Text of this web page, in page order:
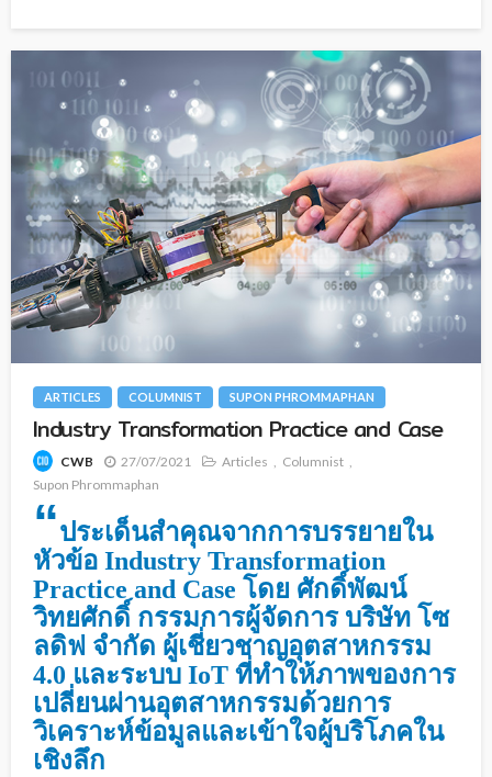
ARTICLES COLUMNIST SUPON PHROMMAPHAN
Industry Transformation Practice and Case
CWB 27/07/2021 Articles
Columnist
Supon Phrommaphan
“ประเด็นสำคุณจากการบรรยายใน
หัวข้อ Industry Transformation
Practice and Case โดย ศักดิ์พัฒน์
วิทยศักดิ์ กรรมการผู้จัดการ บริษัท โซ
ลดิฟ จำกัด ผู้เชี่ยวชาญอุตสาหกรรม
4.0 และระบบ IoT ที่ทำให้ภาพของการ
เปลี่ยนผ่านอุตสาหกรรมด้วยการ
วิเคราะห์ข้อมูลและเข้าใจผู้บริโภคใน
เชิงลึก